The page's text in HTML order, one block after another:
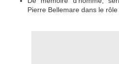
Pierre Bellemare dans le rôle